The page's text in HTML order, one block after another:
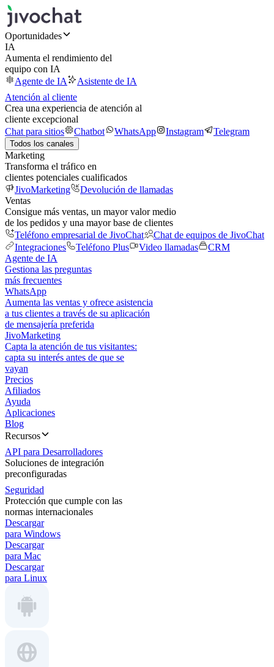
Oportunidades
IA
Aumenta el rendimiento del
equipo con IA
Agente de IA
Asistente de IA
Atención al cliente
Crea una experiencia de atención al
cliente excepcional
Chat para sitios
Chatbot WhatsApp Instagram Telegram
Todos los canales
Marketing
Transforma el tráfico en
clientes potenciales cualificados
JivoMarketing
Devolución de llamadas
Ventas
Consigue más ventas, un mayor valor medio
de los pedidos y una mayor base de clientes
Teléfono empresarial de JivoChat
Chat de equipos de JivoChat
Integraciones
Teléfono Plus Video llamadas
CRM
Agente de IA
Gestiona las preguntas
más frecuentes
WhatsApp
Aumenta las ventas y ofrece asistencia
a tus clientes a través de su aplicación
de mensajería preferida
JivoMarketing
Capta la atención de tus visitantes:
capta su interés antes de que se
vayan
Precios
Afiliados
Ayuda
Aplicaciones
Blog
Recursos
API para Desarrolladores
Soluciones de integración
preconfiguradas
Seguridad
Protección que cumple con las
normas internacionales
Descargar
para Windows
Descargar
para Mac
Descargar
para Linux